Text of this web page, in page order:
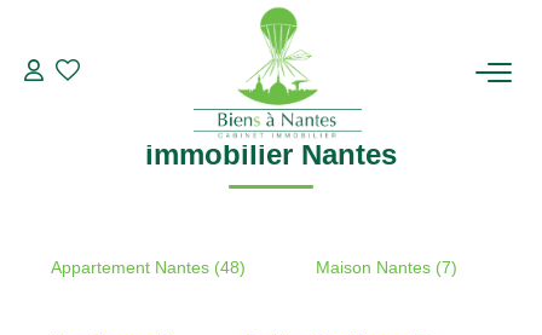
ACHETER
LOUER
ESTIMER
immobilier Nantes
Modifier les critères de recherche
Localisation
Localisation
immobilier Nantes
Appartement Nantes (48) Maison Nantes (7)